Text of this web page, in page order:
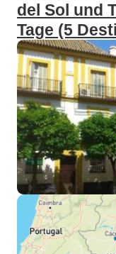
del Sol und
Tage (5